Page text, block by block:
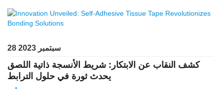
28 سبتمبر 2023
كشف النقاب عن الابتكار: شريط الأنسجة ذاتية اللصق
يحدث ثورة في حلول الترابط